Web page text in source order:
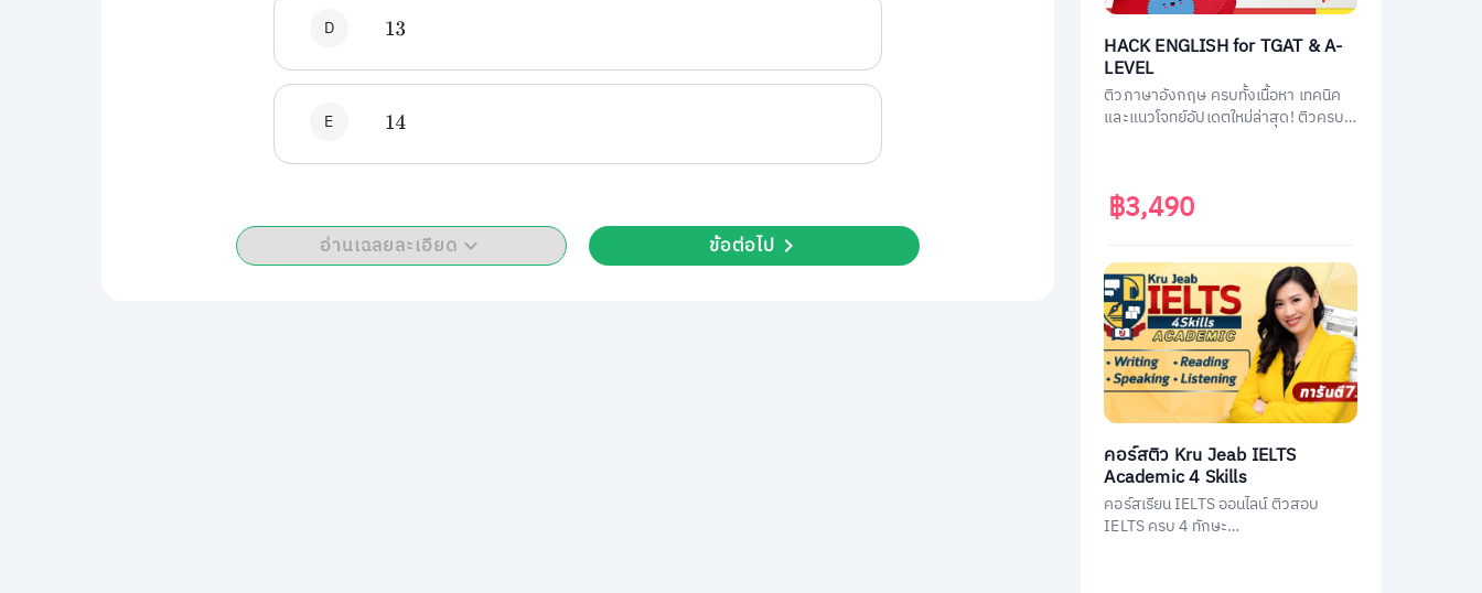
D 13
E 14
อ่านเฉลยละเอียด ข้อต่อไป
HACK ENGLISH for TGAT & A-
LEVEL
ติวภาษาอังกฤษ ครบทั้งเนื้อหา เทคนิค
และแนวโจทย์อัปเดตใหม่ล่าสุด! ติวครบ
฿3,490
คอร์สติว Kru Jeab IELTS
Academic 4 Skills
คอร์สเรียน IELTS ออนไลน์ ติวสอบ
IELTS ครบ 4 ทักษะ